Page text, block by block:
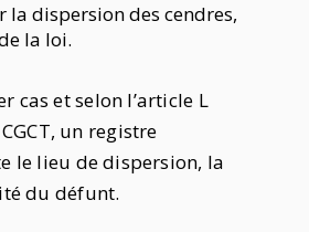
la dispersion des cendres,
la loi.
cas et selon l’article L
un registre
le lieu de dispersion, la
du défunt.